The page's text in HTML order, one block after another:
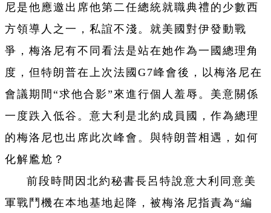
尼是他應邀出席他第二任總統就職典禮的少數西
方領導人之一，私誼不淺。就美國對伊發動戰
爭，梅洛尼有不同看法是站在她作為一國總理角
度，但特朗普在上次法國G7峰會後，以梅洛尼在
會議期間“求他合影”來進行個人羞辱。美意關係
一度跌入低谷。意大利是北約成員國，作為總理
的梅洛尼也出席此次峰會。與特朗普相遇，如何
化解尷尬？
前段時間因北約秘書長呂特說意大利同意美
軍戰鬥機在本地基地起降，被梅洛尼指責為“編